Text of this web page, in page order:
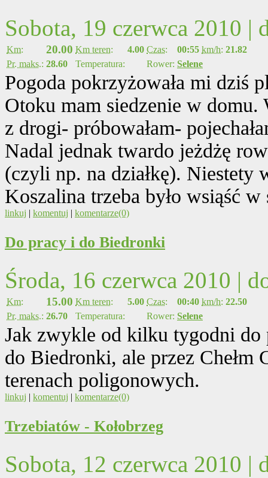
Sobota, 19 czerwca 2010 |
Km: 20.00 Km teren: 4.00 Czas: 00:55 km/h: 21.82
Pr. maks.: 28.60 Temperatura: Rower: Selene
Pogoda pokrzyżowała mi dziś
Otoku mam siedzenie w
z drogi- próbowałam-
Nadal jednak twardo jeżdżę
(czyli np. na działkę). Niestety
Koszalina trzeba było wsiąść w
linkuj | komentuj | komentarze(0)
Do pracy i do Biedronki
Środa, 16 czerwca 2010 |
Km: 15.00 Km teren: 5.00 Czas: 00:40 km/h: 22.50
Pr. maks.: 26.70 Temperatura: Rower: Selene
Jak zwykle od kilku tygodni do
do Biedronki, ale przez Chełm
terenach poligonowych.
linkuj | komentuj | komentarze(0)
Trzebiatów - Kołobrzeg
Sobota, 12 czerwca 2010 |